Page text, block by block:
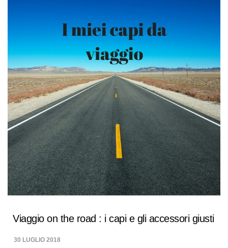
Viaggio on the road : i capi e gli accessori giusti
30 LUGLIO 2018